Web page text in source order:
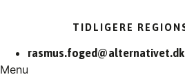
TIDLIGERE
rasmus.foged@alternativet.dk
Menu